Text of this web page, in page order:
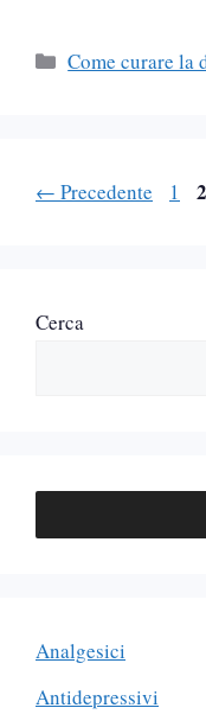
Categorie
Come curare la
← Precedente 1 2
Cerca
Analgesici
Antidepressivi